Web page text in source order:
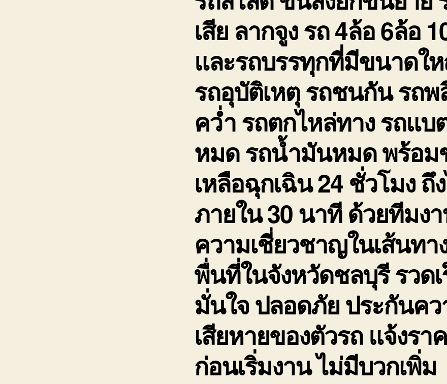
เสีย ลากจูง รถ 4ล้อ 6ล้อ
และรถบรรทุกที่มีขนาดใ
รถอุบัติเหตุ รถชนกัน รถพ
คว่ำ รถตกไหล่ทาง รถแบ
หมด รถน้ำมันหมด พร้อม
เหลือฉุกเฉิน 24 ชั่วโมง ถึ
ภายใน 30 นาที ด้วยทีมง
ความเชี่ยวชาญในเส้นทา
พื่นที่ในจังหวัดชลบุรี รวด
มั่นใจ ปลอดภัย ประกันค
เสียหายของตัวรถ แจ้งรา
ก่อนเริ่มงาน ไม่มีบวกเพิ่ม